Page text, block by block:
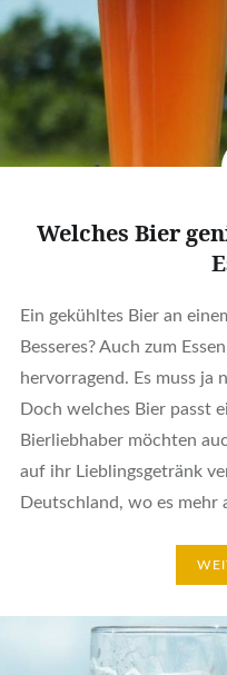
Welches Bier
Ein gekühltes Bier an
Besseres? Auch zum
hervorragend. Es muss ja
Doch welches Bier passt
Bierliebhaber möchten
auf ihr Lieblingsgetränk
Deutschland, wo es mehr